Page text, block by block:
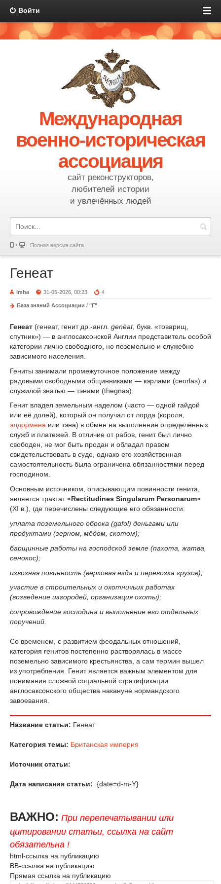
Войти
Международная
военно-историческая
ассоциация
сайт реконструкторов,
любителей истории
и увлечённых людей
Полная версия сайта
Генеат
imha 31-05-2026, 00:23 4
База знаний Ассоциации / "Г"
Генеат (генеат, генит др.-англ. ġenēat, букв. «товарищ,
спутник») — в англосаксонской Англии представитель особой
категории лично свободного, но поземельно и служебно
зависимого населения.
Гениты занимали промежуточное положение между
рядовыми свободными общинниками — кэрлами (ceorlas) и
служилой знатью — тэнами (thegnas).
Генит владел земельным наделом (часто — одной гайдой
или её долей), который он получал от лорда (короля,
элдормена или тэна) в обмен на выполнение определённых
служб и платежей. В отличие от рабов, генит был лично
свободен, не мог быть продан и обладал правом
свидетельствовать в суде, однако его хозяйственная
самостоятельность была ограничена обязанностями перед
господином.
Основным источником, описывающим повинности генита,
является трактат«Rectitudines Singularum Personarum»
(XI в.), где перечислены следующие его обязанности:
уплата поземельного оброка (gafol) деньгами или
продуктами (зерном, мёдом, скотом);
барщинные работы на господской земле (пахота, жатва,
сенокос);
извозная повинность (верховая езда и перевозка грузов);
участие в строительных и охотничьих работах
(возведение изгородей, организация охоты);
сопровождение господина и выполнение его отдельных
поручений.
Со временем, с развитием феодальных отношений,
категория генитов постепенно растворялась в массе
поземельно зависимого крестьянства, а сам термин вышел
из употребления. Генит является важным элементом для
понимания сложной социальной стратификации
англосаксонского общества накануне нормандского
завоевания.
Название статьи: Генеат
Категория темы: Британская империя
Источник статьи:
Дата написания статьи: {date=d-m-Y}
ВАЖНО: При перепечатывании или
цитировании статьи, ссылка на сайт
обязательна !
html-ссылка на публикацию
BB-ссылка на публикацию
Прямая ссылка на публикацию